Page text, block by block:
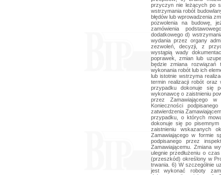
przyczyn nie leżących po
wstrzymania robót
błędów lub wprowadzenia
pozwolenia na budowę,
zamówienia
dodatkowego d)
wydania przez organy
zezwoleń, decyzji, z
wystąpią wady
poprawek, zmian lub
będzie zmiana rozwiązań
wykonania robót lub ich
lub istotnie wstrzyma
termin realizacji robót oraz
przypadku dokonuje się
wykonawcę o zaistnieniu
przez Zamawiającego
Konieczności
zatwierdzenia
przypadku, o których
dokonuje się po
zaistnieniu wskazanych
Zamawiającego w formie
podpisanego przez
Zamawiającemu. Zmiana
ulegnie przedłużeniu o
(przeszkód) określony w
trwania. 6) W szczególnie
jest wykonać roboty